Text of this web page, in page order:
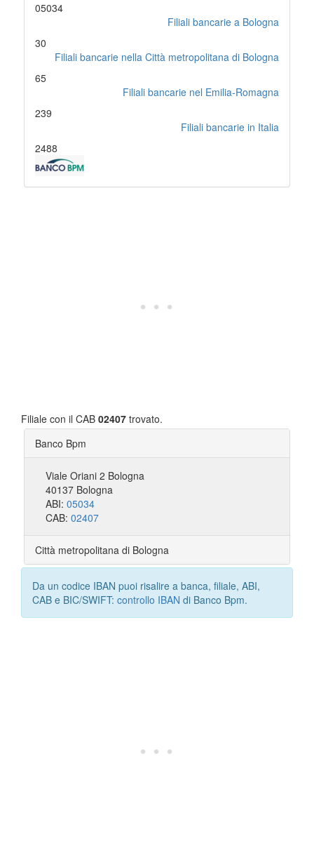
05034
Filiali bancarie a Bologna
30
Filiali bancarie nella Città metropolitana di Bologna
65
Filiali bancarie nel Emilia-Romagna
239
Filiali bancarie in Italia
2488
Filiale con il CAB 02407 trovato.
Banco Bpm
Viale Oriani 2 Bologna
40137 Bologna
ABI: 05034
CAB: 02407
Città metropolitana di Bologna
Da un codice IBAN puoi risalire a banca, filiale, ABI,
CAB e BIC/SWIFT: controllo IBAN di Banco Bpm.